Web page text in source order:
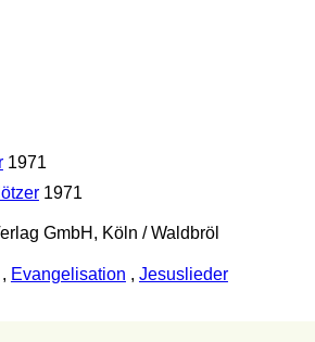
1971
1971
GmbH, Köln / Waldbröl
Evangelisation , Jesuslieder